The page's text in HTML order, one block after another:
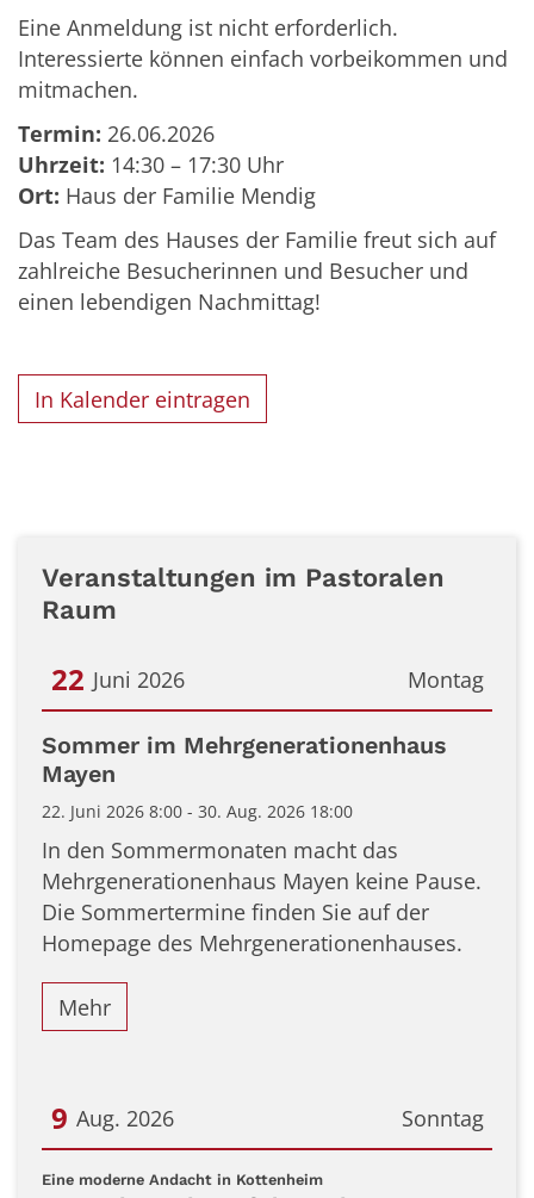
Eine Anmeldung ist nicht erforderlich.
Interessierte können einfach vorbeikommen und
mitmachen.
Termin: 26.06.2026
Uhrzeit: 14:30 – 17:30 Uhr
Ort: Haus der Familie Mendig
Das Team des Hauses der Familie freut sich auf
zahlreiche Besucherinnen und Besucher und
einen lebendigen Nachmittag!
In Kalender eintragen
Veranstaltungen im Pastoralen
Raum
Montag
22 Juni 2026
Datum: 22. Juni 2026
Sommer im Mehrgenerationenhaus
Mayen
22. Juni 2026 8:00 - 30. Aug. 2026 18:00
In den Sommermonaten macht das
Mehrgenerationenhaus Mayen keine Pause.
Die Sommertermine finden Sie auf der
Homepage des Mehrgenerationenhauses.
Mehr
Sonntag
9 Aug. 2026
Datum: 9. August 2026
Eine moderne Andacht in Kottenheim: